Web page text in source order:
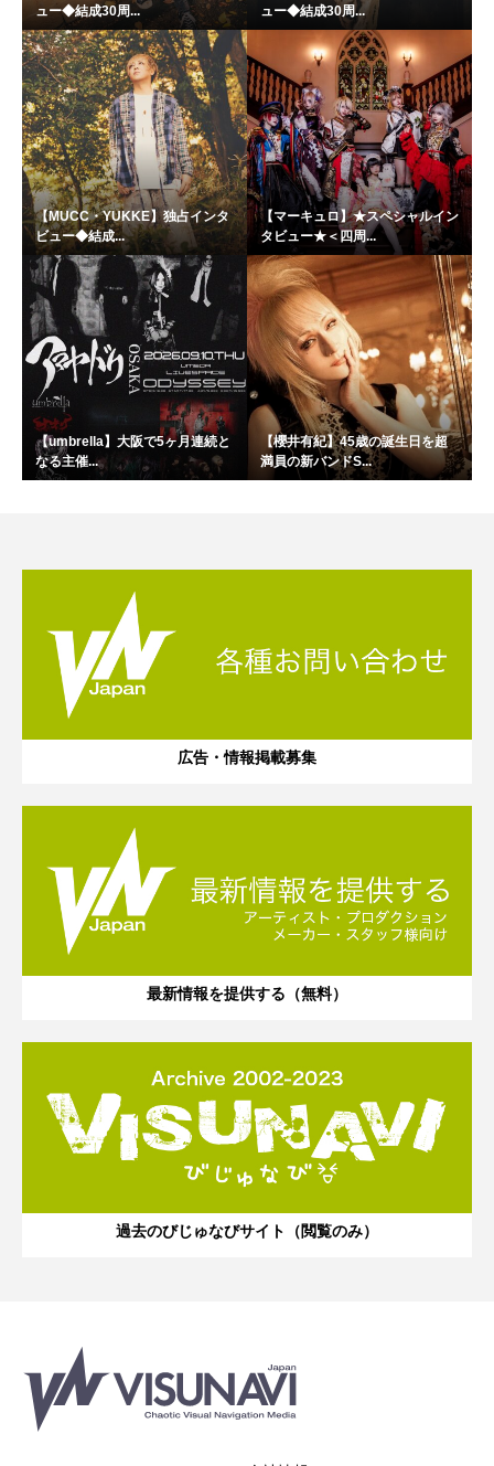
ュー◆結成30周...
ュー◆結成30周...
【MUCC・YUKKE】独占インタ
ビュー◆結成...
【マーキュロ】★スペシャルイン
タビュー★＜四周...
【umbrella】大阪で5ヶ月連続と
なる主催...
【櫻井有紀】45歳の誕生日を超
満員の新バンドS...
広告・情報掲載募集
最新情報を提供する（無料）
過去のびじゅなびサイト（閲覧のみ）